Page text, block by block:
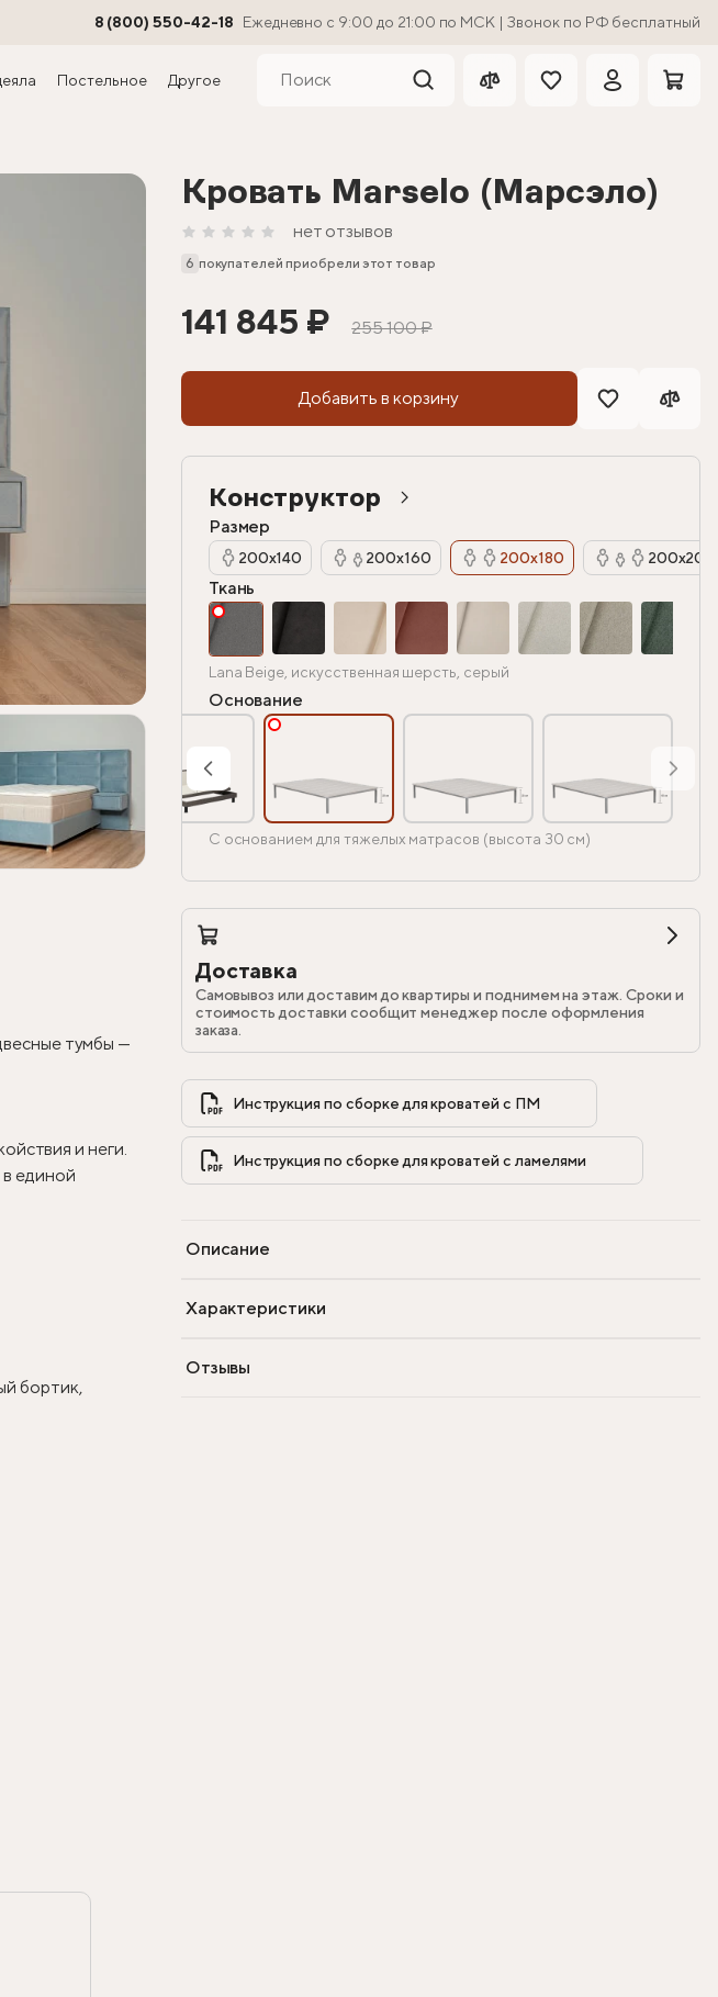
8 (800) 550-42-18 Ежедневно с 9:00 до 21:00 по МСК | Звонок по РФ бесплатный
Постельное Другое
тумбы —
и неги.
единой
бортик,
Кровать Marselo (Марсэло)
нет отзывов
6 покупателей приобрели этот товар
141 845 ₽ 255 100 ₽
Добавить в корзину
Конструктор
Размер
200х140 200х160 200х180 200х200
Ткань
Lana Beige, искусственная шерсть, серый
Основание
С основанием для тяжелых матрасов (высота 30 см)
Доставка
Самовывоз или доставим до квартиры и поднимем на этаж. Сроки и
стоимость доставки сообщит менеджер после оформления
заказа.
Инструкция по сборке для кроватей с ПМ
Инструкция по сборке для кроватей с ламелями
Описание
Характеристики
Отзывы